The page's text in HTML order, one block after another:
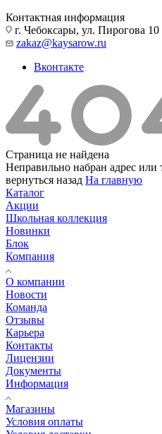
Контактная информация
г. Чебоксары, ул. Пирогова 10
zakaz@kaysarow.ru
Вконтакте
Страница не найдена
Неправильно набран адрес или
вернуться назад На главную
Каталог
Акции
Школьная коллекция
Новинки
Блок
Компания
О компании
Новости
Команда
Отзывы
Карьера
Контакты
Лицензии
Документы
Информация
Магазины
Условия оплаты